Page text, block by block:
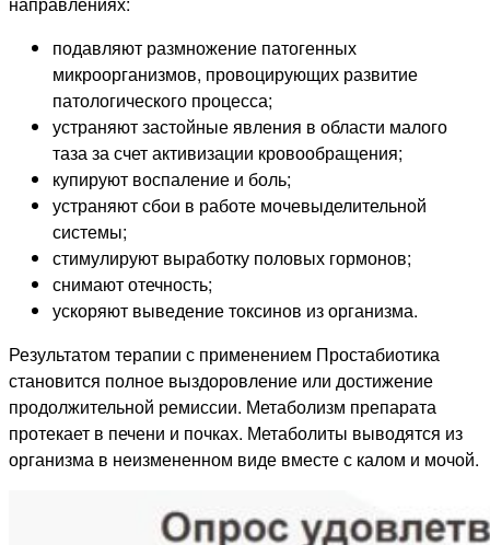
подавляют размножение патогенных
микроорганизмов, провоцирующих развитие
патологического процесса;
устраняют застойные явления в области малого
таза за счет активизации кровообращения;
купируют воспаление и боль;
устраняют сбои в работе мочевыделительной
системы;
стимулируют выработку половых гормонов;
снимают отечность;
ускоряют выведение токсинов из организма.
Результатом терапии с применением Простабиотика
становится полное выздоровление или достижение
продолжительной ремиссии. Метаболизм препарата
протекает в печени и почках. Метаболиты выводятся из
организма в неизмененном виде вместе с калом и мочой.